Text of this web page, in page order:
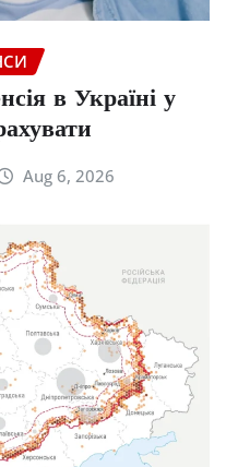
в Україні у
Aug 6, 2026